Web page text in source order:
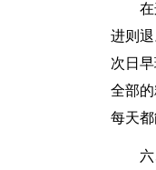
进则
次日
全部
每天都